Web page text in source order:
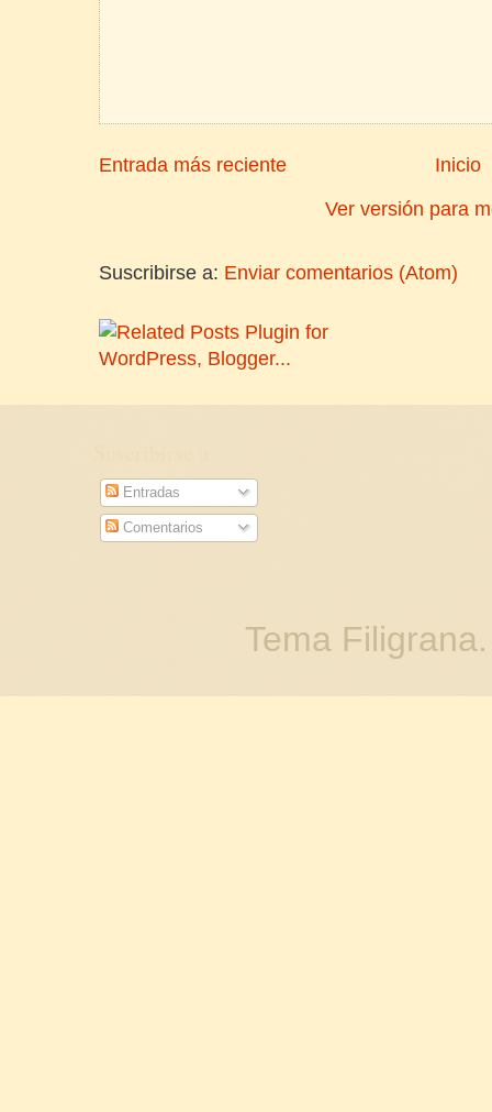
Entrada más reciente
Inicio
Ver versión para
Suscribirse a: Enviar comentarios (Atom)
Entradas
Comentarios
Tema